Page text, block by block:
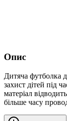
Опис
Дитяча футболка
захист дітей під
матеріал
більше часу